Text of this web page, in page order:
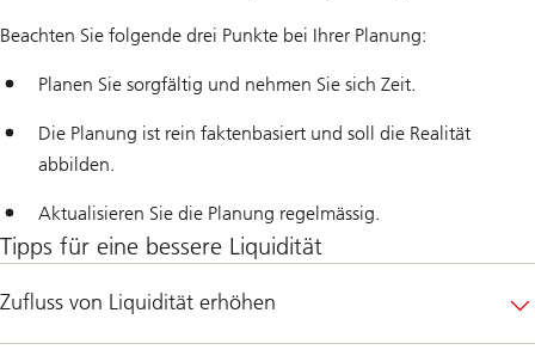
Beachten Sie folgende drei Punkte bei Ihrer Planung:
Planen Sie sorgfältig und nehmen Sie sich Zeit.
Die Planung ist rein faktenbasiert und soll die Realität
abbilden.
Aktualisieren Sie die Planung regelmässig.
Tipps für eine bessere Liquidität
Zufluss von Liquidität erhöhen